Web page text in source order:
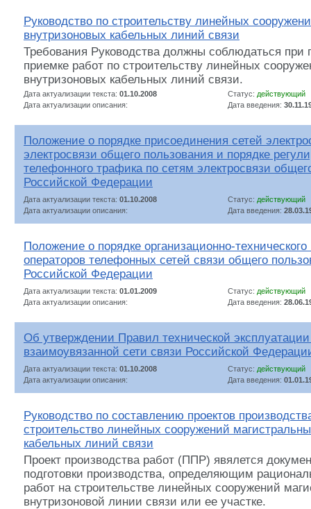
Руководство по строительству линейных
внутризоновых кабельных линий связи
Требования Руководства должны соблюдаться при
приемке работ по строительству линейных
внутризоновых кабельных линий связи.
Дата актуализации текста: 01.10.2008 Статус: действующий
Дата актуализации описания:
Дата введения:
Положение о порядке присоединения сетей
электросвязи общего пользования и порядке
телефонного трафика по сетям электросвязи
Российской Федерации
Дата актуализации текста: 01.10.2008 Статус: действующий
Дата актуализации описания:
Дата введения:
Положение о порядке организационно-
операторов телефонных сетей связи общего
Российской Федерации
Дата актуализации текста: 01.01.2009 Статус: действующий
Дата актуализации описания:
Дата введения:
Об утверждении Правил технической
взаимоувязанной сети связи Российской
Дата актуализации текста: 01.10.2008 Статус: действующий
Дата актуализации описания:
Дата введения:
Руководство по составлению проектов
строительство линейных сооружений
кабельных линий связи
Проект производства работ (ППР) явялется
подготовки производства, определяющим
работ на строительстве линейных сооружений
внутризоновой линии связи или ее участке.